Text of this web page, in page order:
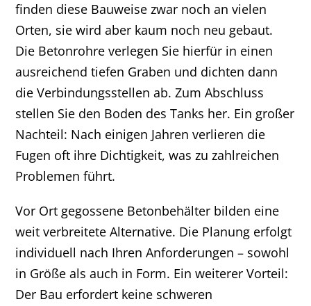
finden diese Bauweise zwar noch an vielen
Orten, sie wird aber kaum noch neu gebaut.
Die Betonrohre verlegen Sie hierfür in einen
ausreichend tiefen Graben und dichten dann
die Verbindungsstellen ab. Zum Abschluss
stellen Sie den Boden des Tanks her. Ein großer
Nachteil: Nach einigen Jahren verlieren die
Fugen oft ihre Dichtigkeit, was zu zahlreichen
Problemen führt.
Vor Ort gegossene Betonbehälter bilden eine
weit verbreitete Alternative. Die Planung erfolgt
individuell nach Ihren Anforderungen – sowohl
in Größe als auch in Form. Ein weiterer Vorteil:
Der Bau erfordert keine schweren